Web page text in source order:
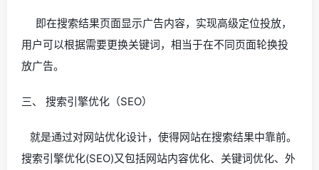
即在搜索结果页面显示广告内容，实现高级定位投放，
用户可以根据需要更换关键词，相当于在不同页面轮换投
放广告。
三、 搜索引擎优化（SEO）
就是通过对网站优化设计，使得网站在搜索结果中靠前。
搜索引擎优化(SEO)又包括网站内容优化、关键词优化、外